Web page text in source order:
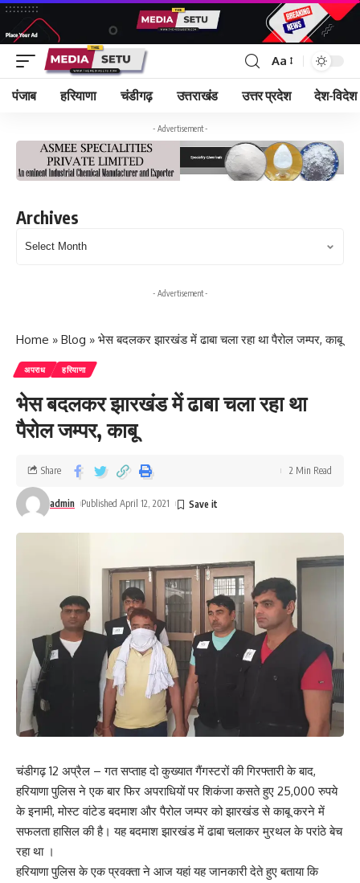
Aa
पंजाब हरियाणा चंडीगढ़ उत्तराखंड उत्तर प्रदेश देश-विदेश
- Advertisement -
Archives
- Advertisement -
Home » Blog » भेस बदलकर झारखंड में ढाबा चला रहा था पैरोल जम्पर, काबू
अपराध हरियाणा
भेस बदलकर झारखंड में ढाबा चला रहा था
पैरोल जम्पर, काबू
admin Published April 12, 2021
Share 2 Min Read
चंडीगढ़ 12 अप्रैल – गत सप्ताह दो कुख्यात गैंगस्टरों की गिरफ्तारी के बाद,
हरियाणा पुलिस ने एक बार फिर अपराधियों पर शिकंजा कसते हुए 25,000 रुपये
के इनामी, मोस्ट वांटेड बदमाश और पैरोल जम्पर को झारखंड से काबू करने में
सफलता हासिल की है। यह बदमाश झारखंड में ढाबा चलाकर मुरथल के परांठे बेच
रहा था ।
हरियाणा पुलिस के एक प्रवक्ता ने आज यहां यह जानकारी देते हुए बताया कि